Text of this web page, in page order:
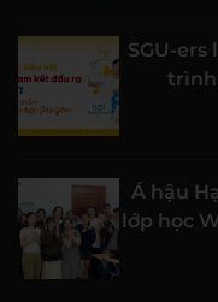
SGU-
trình
Á hậu
lớp học